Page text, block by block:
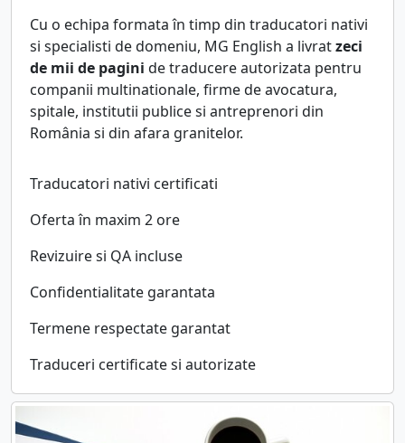
Cu o echipa formata în timp din traducatori nativi
si specialisti de domeniu, MG English a livratzeci
de mii de pagini de traducere autorizata pentru
companii multinationale, firme de avocatura,
spitale, institutii publice si antreprenori din
România si din afara granitelor.
Traducatori nativi certificati
Oferta în maxim 2 ore
Revizuire si QA incluse
Confidentialitate garantata
Termene respectate garantat
Traduceri certificate si autorizate